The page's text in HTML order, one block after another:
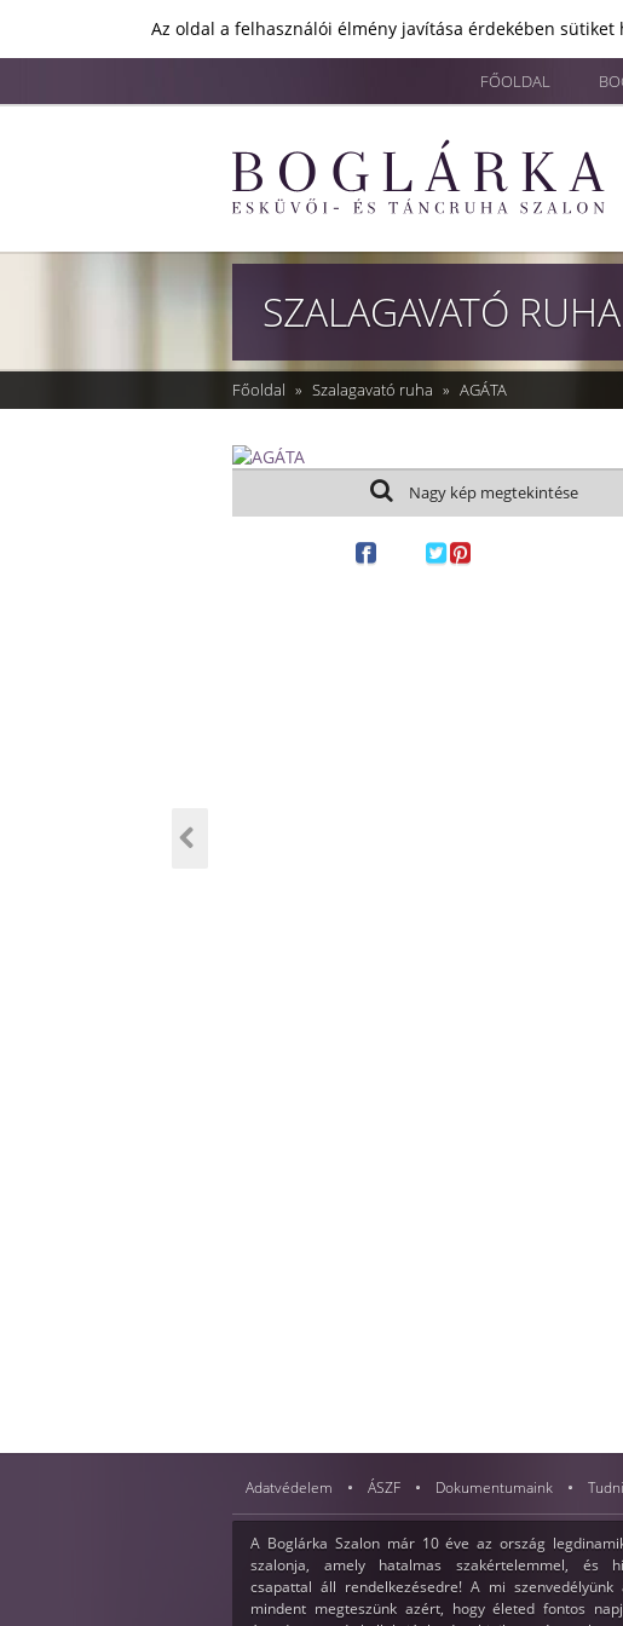
Az oldal a felhasználói élmény javítása érdekében
FŐOLDAL
SZALAGAVATÓ RUHA
Főoldal » Szalagavató ruha » AGÁTA
Nagy kép megtekintése
Adatvédelem ÁSZF Dokumentumaink
A Boglárka Szalon már 10 éve az ország
szalonja, amely hatalmas szakértelemmel, és
csapattal áll rendelkezésedre! A mi
mindent megteszünk azért, hogy életed fontos